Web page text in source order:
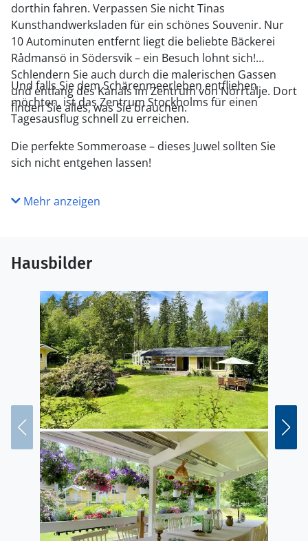
dorthin fahren. Verpassen Sie nicht Tinas
Kunsthandwerksladen für ein schönes Souvenir. Nur
10 Autominuten entfernt liegt die beliebte Bäckerei
Rådmansö in Södersvik – ein Besuch lohnt sich!
Schlendern Sie auch durch die malerischen Gassen
und entlang des Kanals im Zentrum von Norrtälje. Dort
finden Sie alles, was Sie brauchen.
Und falls Sie dem Schärenmeerleben entfliehen
möchten, ist das Zentrum Stockholms für einen
Tagesausflug schnell zu erreichen.
Die perfekte Sommeroase – dieses Juwel sollten Sie
sich nicht entgehen lassen!
Mehr anzeigen
Hausbilder